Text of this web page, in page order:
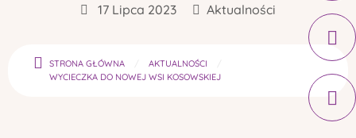
17 Lipca 2023 Aktualności
STRONA GŁÓWNA
AKTUALNOŚCI
WYCIECZKA DO NOWEJ WSI KOSOWSKIEJ